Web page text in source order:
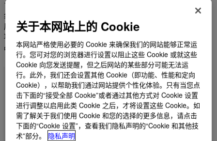
了解陶氏加工食品的可持续食品包装解决方案，包括枕头袋和小
袋等弹性材料。我们的加工食品包装可延长保质期，通过先进的
屏障提供保护，并为谷物、零食等提供有吸引力的可回收包装选
项。这些包装材料旨在满足现代可持续发展标准，有助于保持产
品完整性和吸引力。
延长保质期并减少食物浪费
保护新鲜，并通过先进的屏障减少食物浪费。
关于本网站上的 Cookie
本网站严格使用必要的 Cookie 来确保我们的网站能够正常运
行。您可对您的浏览器进行设置以阻止这些 Cookie 或就这些
Cookie 向您发送提醒，但之后网站的某些部分可能无法运
行。此外，我们还会设置其他 Cookie（即功能、性能和定向
Cookie），以帮助我们通过网站提供个性化体验。只有当您点
击下面的“接受全部 Cookie”或者通过其他方式对 Cookie 设置
进行调整以启用此类 Cookie 之后，才将设置这些 Cookie。如
需了解关于我们使用 Cookie 和您的选择的更多信息，请点击
下面的“Cookie 设置”，查看我们隐私声明的“Cookie 和其他技
术”部分。
隐私声明